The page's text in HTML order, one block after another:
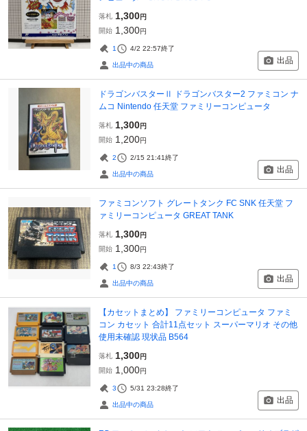
落札 1,300円
開始 1,300円
1 4/2 22:57終了
出品中の商品 出品
ドラゴンバスターⅡ ドラゴンバスター2 ファミコン ナ
ムコ Nintendo 任天堂 ファミリーコンピュータ
落札 1,300円
開始 1,200円
2 2/15 21:41終了
出品中の商品 出品
ファミコンソフト グレートタンク FC SNK 任天堂 フ
ァミリーコンピュータ GREAT TANK
落札 1,300円
開始 1,300円
1 8/3 22:43終了
出品中の商品 出品
【カセットまとめ】 ファミリーコンピュータ ファミ
コン カセット 合計11点セット スーパーマリオ その他
使用未確認 現状品 B564
落札 1,300円
開始 1,000円
3 5/31 23:28終了
出品中の商品 出品